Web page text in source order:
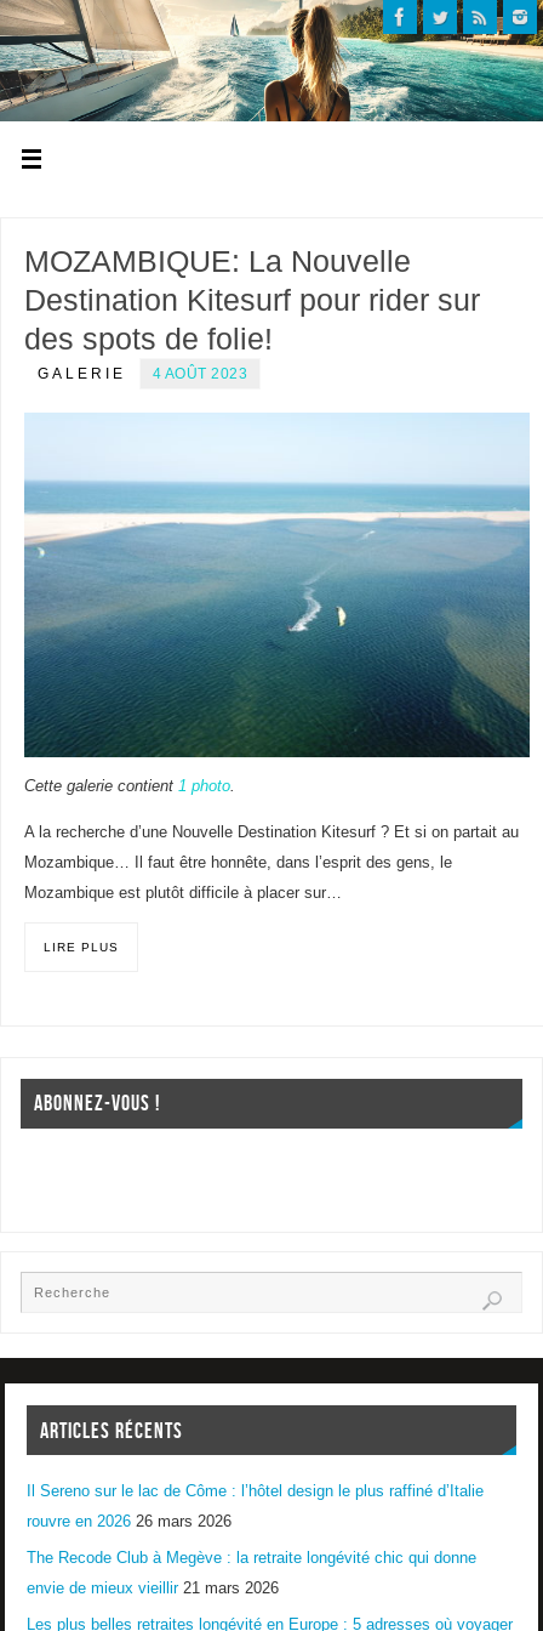
MOZAMBIQUE: La Nouvelle
Destination Kitesurf pour rider sur
des spots de folie!
GALERIE 4 AOÛT 2023
Cette galerie contient 1 photo.
A la recherche d’une Nouvelle Destination Kitesurf ? Et si on partait au
Mozambique… Il faut être honnête, dans l’esprit des gens, le
Mozambique est plutôt difficile à placer sur…
LIRE PLUS
ABONNEZ-VOUS !
ARTICLES RÉCENTS
Il Sereno sur le lac de Côme : l’hôtel design le plus raffiné d’Italie
rouvre en 2026 26 mars 2026
The Recode Club à Megève : la retraite longévité chic qui donne
envie de mieux vieillir 21 mars 2026
Les plus belles retraites longévité en Europe : 5 adresses où voyager